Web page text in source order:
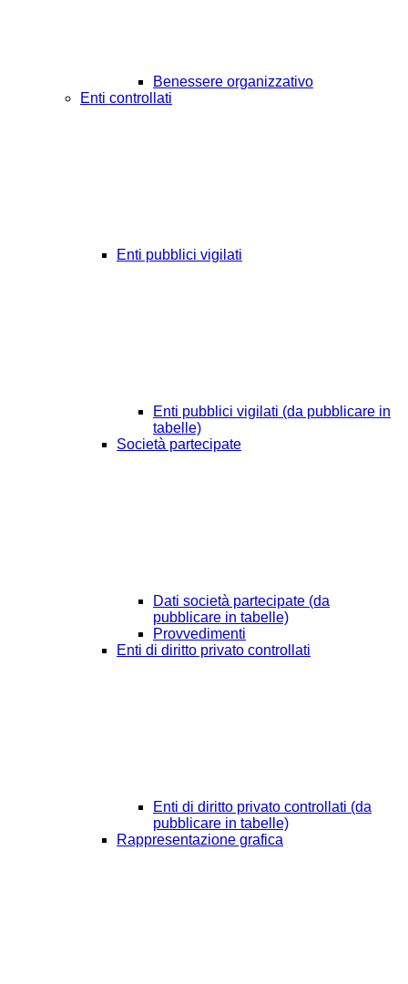
Benessere organizzativo
Enti controllati
Enti pubblici vigilati
Enti pubblici vigilati (da pubblicare in
tabelle)
Società partecipate
Dati società partecipate (da
pubblicare in tabelle)
Provvedimenti
Enti di diritto privato controllati
Enti di diritto privato controllati (da
pubblicare in tabelle)
Rappresentazione grafica